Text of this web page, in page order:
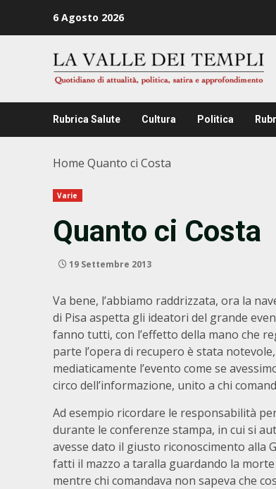
6 Agosto 2026
Rubrica Salute Cultura Politica
Home Quanto ci Costa
Varie
Quanto ci Costa
19 Settembre 2013
Va bene, l’abbiamo raddrizzata, ora la
di Pisa aspetta gli ideatori del grande
fanno tutti, con l’effetto della mano che
parte l’opera di recupero è stata
mediaticamente l’evento come se
circo dell’informazione, unito a chi
Ad esempio ricordare le responsabilità
durante le conferenze stampa, in cui si
avesse dato il giusto riconoscimento alla
fatti il mazzo a taralla guardando la
mentre chi comandava non sapeva che